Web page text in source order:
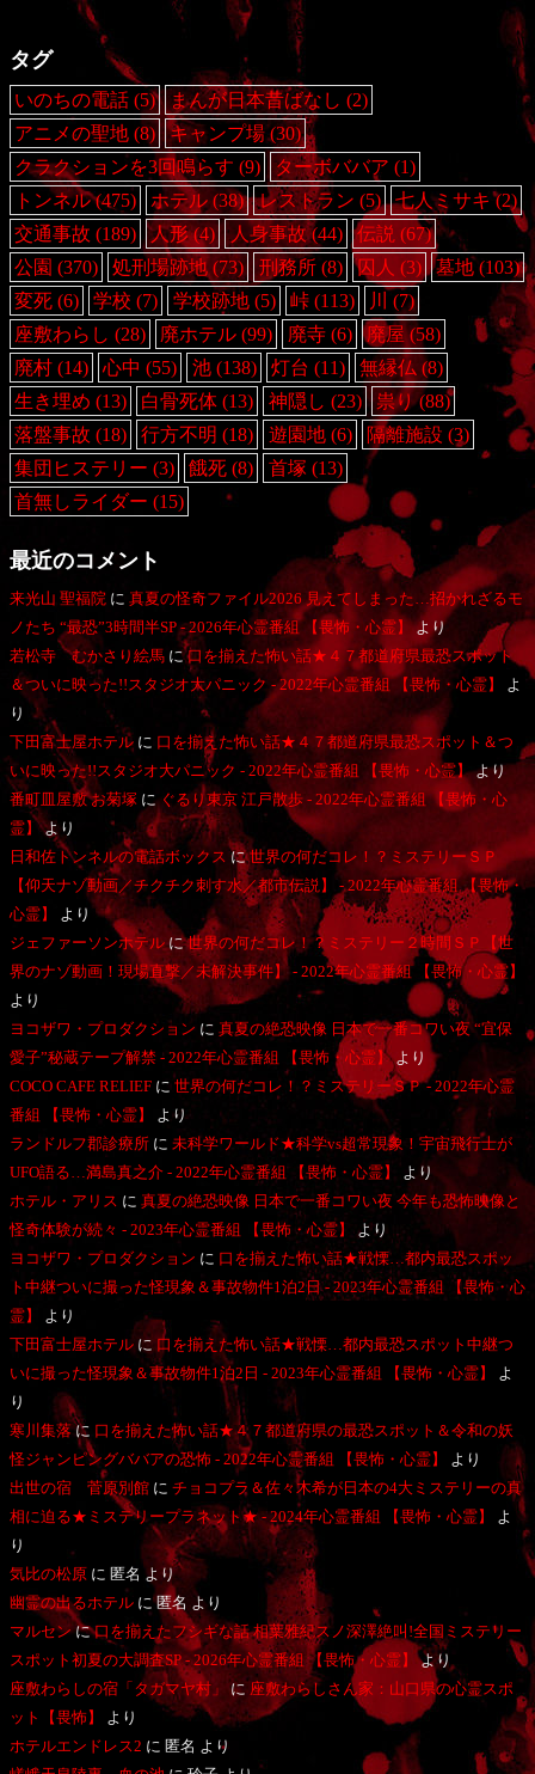
タグ
いのちの電話 (5) まんが日本昔ばなし (2)
アニメの聖地 (8) キャンプ場(30)
クラクションを3回鳴らす (9) ターボババア (1)
トンネル(475) ホテル (38) レストラン (5) 七人ミサキ(2)
交通事故 (189) 人形(4) 人身事故(44) 伝説 (67)
公園 (370) 処刑場跡地 (73) 刑務所(8) 囚人 (3) 墓地(103)
変死 (6) 学校 (7) 学校跡地(5) 峠(113) 川
(7)
座敷わらし (28) 廃ホテル (99) 廃寺(6) 廃屋(58)
廃村 (14) 心中 (55) 池(138) 灯台 (11) 無縁仏 (8)
生き埋め (13) 白骨死体 (13) 神隠し (23) 祟り(88)
落盤事故 (18) 行方不明 (18) 遊園地(6) 隔離施設 (3)
集団ヒステリー (3) 餓死 (8) 首塚 (13)
首無しライダー (15)
最近のコメント
来光山 聖福院 に 真夏の怪奇ファイル2026 見えてしまった…招かれざるモ
ノたち “最恐”3時間半SP - 2026年心霊番組 【畏怖・心霊】より
若松寺 むかさり絵馬 に口を揃えた怖い話★４７都道府県最恐スポット
＆ついに映った!!スタジオ大パニック - 2022年心霊番組 【畏怖・心霊】
よ
り
下田富士屋ホテル に 口を揃えた怖い話★４７都道府県最恐スポット＆つ
いに映った!!スタジオ大パニック - 2022年心霊番組 【畏怖・心霊】より
番町皿屋敷 お菊塚 にぐるり東京 江戸散歩 - 2022年心霊番組 【畏怖・心
霊】より
日和佐トンネルの電話ボックス に世界の何だコレ！？ミステリーＳＰ
【仰天ナゾ動画／チクチク刺す水／都市伝説】 - 2022年心霊番組 【畏怖・
心霊】
より
ジェファーソンホテルに世界の何だコレ！？ミステリー２時間ＳＰ【世
界のナゾ動画！現場直撃／未解決事件】 - 2022年心霊番組 【畏怖・心霊】
より
ヨコザワ・プロダクション に 真夏の絶恐映像 日本で一番コワい夜 “宜保
愛子”秘蔵テープ解禁 - 2022年心霊番組 【畏怖・心霊】より
COCO CAFE RELIEF に 世界の何だコレ！？ミステリーＳＰ - 2022年心霊
番組 【畏怖・心霊】
より
ランドルフ郡診療所 に 未科学ワールド★科学vs超常現象！宇宙飛行士が
UFO語る…満島真之介 - 2022年心霊番組 【畏怖・心霊】
より
ホテル・アリス に 真夏の絶恐映像 日本で一番コワい夜 今年も恐怖映像と
怪奇体験が続々 - 2023年心霊番組 【畏怖・心霊】
より
ヨコザワ・プロダクション に 口を揃えた怖い話★戦慄…都内最恐スポッ
ト中継ついに撮った怪現象＆事故物件1泊2日 - 2023年心霊番組 【畏怖・心
霊】
より
下田富士屋ホテル に 口を揃えた怖い話★戦慄…都内最恐スポット中継つ
いに撮った怪現象＆事故物件1泊2日 - 2023年心霊番組 【畏怖・心霊】
よ
り
寒川集落に 口を揃えた怖い話★４７都道府県の最恐スポット＆令和の妖
怪ジャンピングババアの恐怖 - 2022年心霊番組 【畏怖・心霊】
より
出世の宿 菅原別館 に チョコプラ＆佐々木希が日本の4大ミステリーの真
相に迫る★ミステリープラネット★ - 2024年心霊番組 【畏怖・心霊】
よ
り
気比の松原 に 匿名 より
幽霊の出るホテル に匿名 より
マルセンに口を揃えたフシギな話 相葉雅紀スノ深澤絶叫!全国ミステリー
スポット初夏の大調査SP - 2026年心霊番組 【畏怖・心霊】 より
座敷わらしの宿「タガマヤ村」
に座敷わらしさん家：山口県の心霊スポ
ット【畏怖】
より
ホテルエンドレス2 に 匿名 より